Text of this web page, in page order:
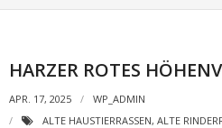
- Kuhstall
- Katzenkorb
HARZER ROTES
APR. 17, 2025
WP_ADMIN
ALTE HAUSTIERRASSEN, ALTE